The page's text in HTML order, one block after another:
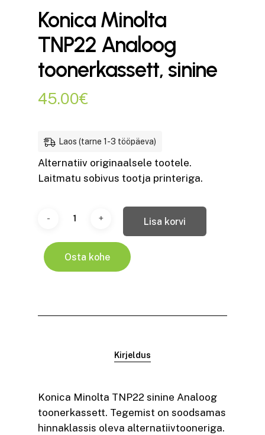
Konica Minolta
TNP22 Analoog
toonerkassett, sinine
45.00€
Laos (tarne 1-3 tööpäeva)
Alternatiiv originaalsele tootele.
Laitmatu sobivus tootja printeriga.
Lisa korvi
Osta kohe
Kirjeldus
Konica Minolta TNP22 sinine Analoog
toonerkassett. Tegemist on soodsamas
hinnaklassis oleva alternatiivtooneriga.